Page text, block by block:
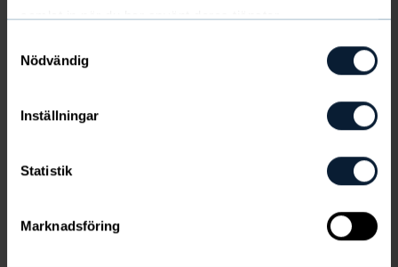
samlat in när du har använt deras tjänster.
Nödvändig
Inställningar
Statistik
Marknadsföring
Utgående sortiment